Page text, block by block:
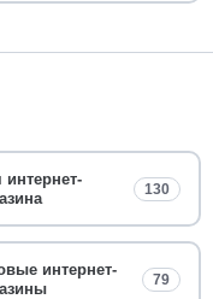
интернет-
130
интернет-
79